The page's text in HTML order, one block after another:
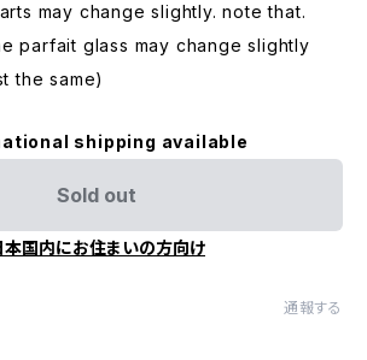
may change slightly. note that.
parfait glass may change slightly
the same)
shipping available
Sold out
本国内にお住まいの方向け
通報する